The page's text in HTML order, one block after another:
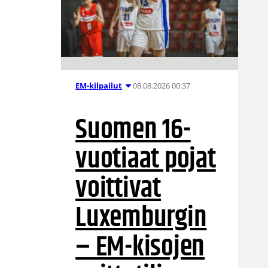
EM-kilpailut 08.08.2026 00:37
Suomen 16-
vuotiaat pojat
voittivat
Luxemburgin
– EM-kisojen